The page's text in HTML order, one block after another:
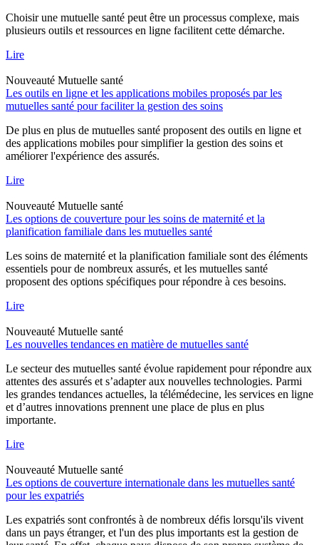
Choisir une mutuelle santé peut être un processus complexe, mais
plusieurs outils et ressources en ligne facilitent cette démarche.
Lire
Nouveauté Mutuelle santé
Les outils en ligne et les applications mobiles proposés par les
mutuelles santé pour faciliter la gestion des soins
De plus en plus de mutuelles santé proposent des outils en ligne et
des applications mobiles pour simplifier la gestion des soins et
améliorer l'expérience des assurés.
Lire
Nouveauté Mutuelle santé
Les options de couverture pour les soins de maternité et la
planification familiale dans les mutuelles santé
Les soins de maternité et la planification familiale sont des éléments
essentiels pour de nombreux assurés, et les mutuelles santé
proposent des options spécifiques pour répondre à ces besoins.
Lire
Nouveauté Mutuelle santé
Les nouvelles tendances en matière de mutuelles santé
Le secteur des mutuelles santé évolue rapidement pour répondre aux
attentes des assurés et s’adapter aux nouvelles technologies. Parmi
les grandes tendances actuelles, la télémédecine, les services en ligne
et d’autres innovations prennent une place de plus en plus
importante.
Lire
Nouveauté Mutuelle santé
Les options de couverture internationale dans les mutuelles santé
pour les expatriés
Les expatriés sont confrontés à de nombreux défis lorsqu'ils vivent
dans un pays étranger, et l'un des plus importants est la gestion de